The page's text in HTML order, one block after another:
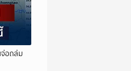
อถล่ม